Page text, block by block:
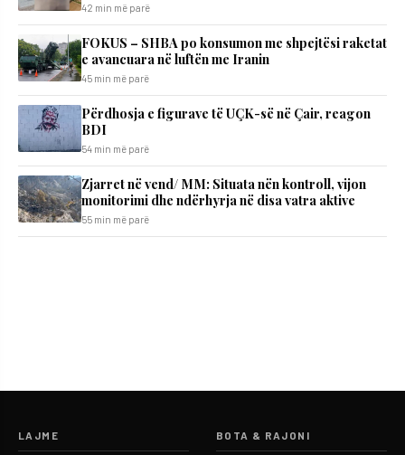
42 min më parë
FOKUS – SHBA po konsumon me shpejtësi raketat
e avancuara në luftën me Iranin
45 min më parë
Përdhosja e figurave të UÇK-së në Çair, reagon
BDI
54 min më parë
Zjarret në vend/ MM: Situata nën kontroll, vijon
monitorimi dhe ndërhyrja në disa vatra aktive
55 min më parë
LAJME BOTA & RAJONI